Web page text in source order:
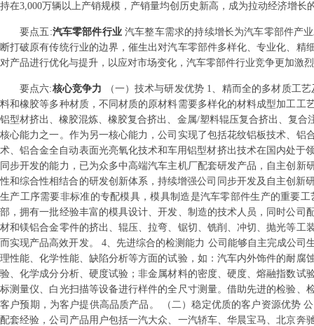
持在3,000万辆以上产销规模，产销量均创历史新高，成为拉动经济增长
要点五 :汽车零部件行业汽车整车需求的持续增长为汽车零部件产
断打破原有传统行业的边界，催生出对汽车零部件多样化、专业化、
对产品进行优化与提升，以应对市场变化，汽车零部件行业竞争更加激
要点六:核心竞争力
（一）技术与研发优势 1、精而全的多材质工
料和橡胶等多种材质，不同材质的原材料需要多样化的材料成型加工
铝型材挤出、橡胶混炼、橡胶复合挤出、金属/塑料辊压复合挤出、复
核心能力之一。作为另一核心能力，公司实现了包括花纹铝板技术、
术、铝合金全自动表面光亮氧化技术和车用铝型材挤出技术在国内处
同步开发的能力，已为众多中高端汽车主机厂配套研发产品，自主创
性和综合性相结合的研发创新体系，持续增强公司同步开发及自主创
生产工序需要非标准的专配模具，模具制造是汽车零部件生产的重要
部，拥有一批经验丰富的模具设计、开发、制造的技术人员，同时公
材和镁铝合金零件的挤出、辊压、拉弯、锯切、铣削、冲切、抛光等
而实现产品高效开发。 4、先进综合的检测能力 公司能够自主完成公
理性能、化学性能、缺陷分析等方面的试验，如：汽车内外饰件的耐
验、化学成分分析、硬度试验；非金属材料的密度、硬度、熔融指数
标测量仪、白光扫描等设备进行样件的全尺寸测量。借助先进的检验
客户预期，为客户提供高品质产品。 （二）稳定优质的客户资源优势
配套经验，公司产品用户包括一汽大众、一汽轿车、华晨宝马、北京